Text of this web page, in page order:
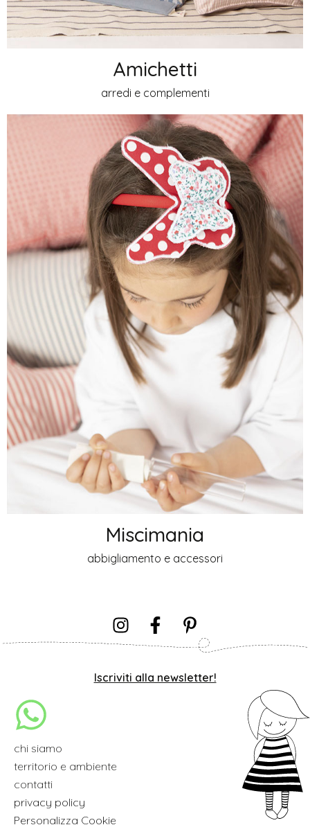
Amichetti
arredi e complementi
Miscimania
abbigliamento e accessori
Iscriviti alla newsletter!
chi siamo
territorio e ambiente
contatti
privacy policy
Personalizza Cookie